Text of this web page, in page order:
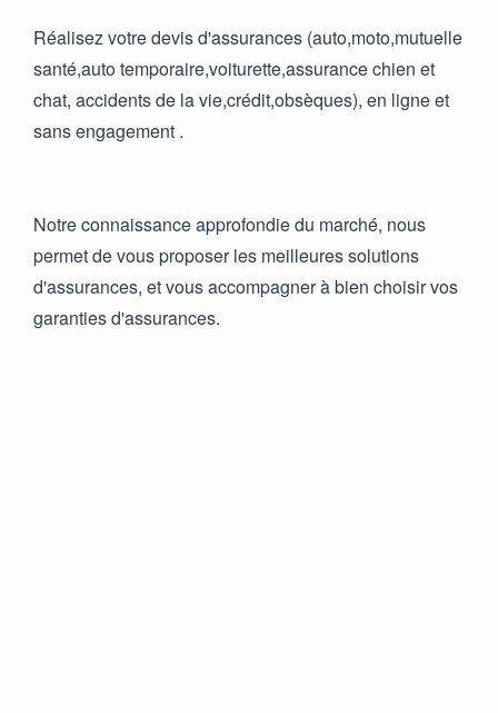
Réalisez votre devis d'assurances (auto,moto,mutuelle
santé,auto temporaire,voiturette,assurance chien et
chat, accidents de la vie,crédit,obsèques), en ligne et
sans engagement .
Notre connaissance approfondie du marché, nous
permet de vous proposer les meilleures solutions
d'assurances, et vous accompagner à bien choisir vos
garanties d'assurances.